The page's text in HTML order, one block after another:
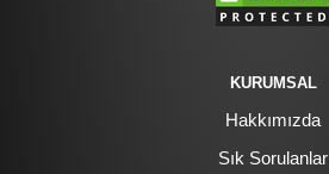
KURUMSAL
Hakkımızda
Sık Sorulanlar